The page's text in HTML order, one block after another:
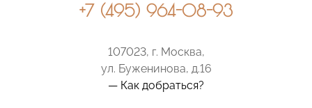
+7 (495) 964-08-93
107023, г. Москва,
ул. Буженинова, д.16
— Как добраться?